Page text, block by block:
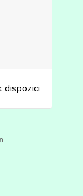
dispozici